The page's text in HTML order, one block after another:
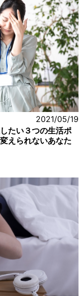
2021/05/19
たい３つの生活ポ
えられないあなた